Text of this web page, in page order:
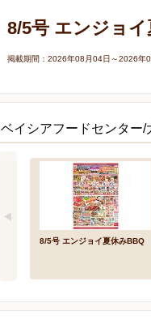
8/5号 エンジョ
掲載期間：2026年08月04日～2026年
ベイシアフードセンタ
8/5号 エンジョイ夏休みBBQ